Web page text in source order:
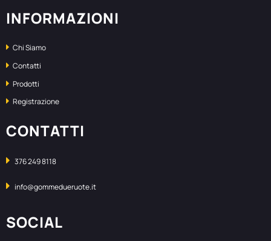
INFORMAZIONI
Chi Siamo
Contatti
Prodotti
Registrazione
CONTATTI
376 249 8118
info@gommedueruote.it
SOCIAL